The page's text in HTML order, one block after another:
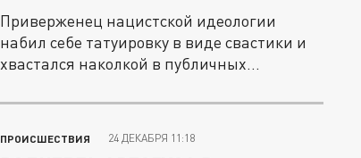
Приверженец нацистской идеологии
набил себе татуировку в виде свастики и
хвастался наколкой в публичных...
ПРОИСШЕСТВИЯ 24 ДЕКАБРЯ 11:18